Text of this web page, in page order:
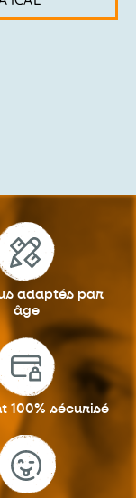
adaptés par
âge
100% sécurisé